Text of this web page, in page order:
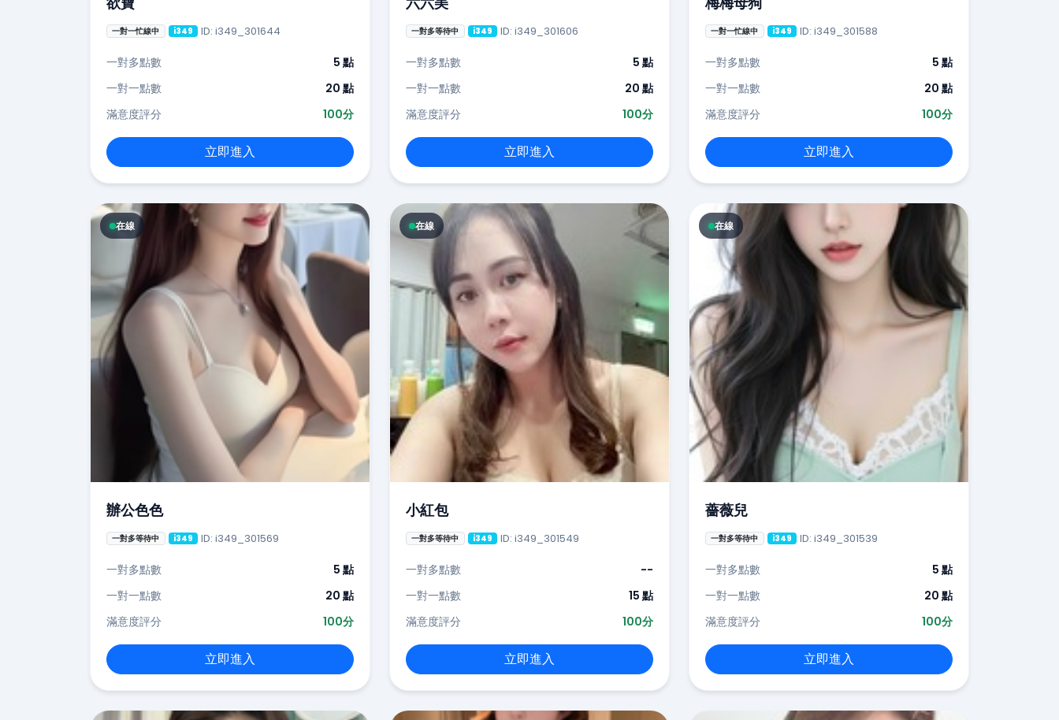
一對一忙線中 i349 ID: i349_301644
一對多點數
5 點
一對一點數
20 點
滿意度評分
100分
立即進入
一對多等待中 i349 ID: i349_301606
一對多點數
5 點
一對一點數
20 點
滿意度評分
100分
立即進入
一對一忙線中 i349 ID: i349_301588
一對多點數
5 點
一對一點數
20 點
滿意度評分
100分
立即進入
在線
辦公色色
一對多等待中 i349 ID: i349_301569
一對多點數
5 點
一對一點數
20 點
滿意度評分
100分
立即進入
在線
小紅包
一對多等待中 i349 ID: i349_301549
一對多點數
--
一對一點數
15 點
滿意度評分
100分
立即進入
在線
薔薇兒
一對多等待中 i349 ID: i349_301539
一對多點數
5 點
一對一點數
20 點
滿意度評分
100分
立即進入